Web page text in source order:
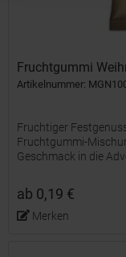
Fruchtgummi
Artikelnummer:
Fruchtiger
Fruchtgummi-
Geschmack in die
ab 0,19 €
Merken